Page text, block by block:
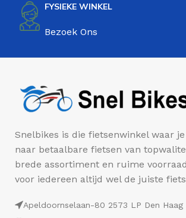
FYSIEKE WINKEL
Bezoek Ons
Snelbikes is die fietsenwinkel waar
naar betaalbare fietsen van
brede assortiment en ruime
voor iedereen altijd wel de juiste
Apeldoornselaan-80 2573 LP Den Haag